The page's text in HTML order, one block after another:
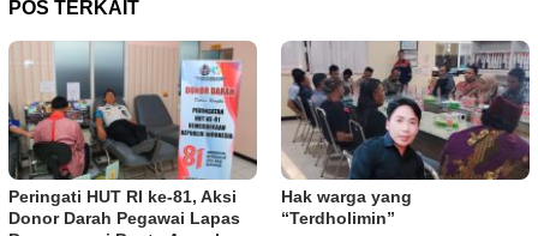
POS TERKAIT
Peringati HUT RI ke-81, Aksi
Donor Darah Pegawai Lapas
Hak warga yang
“Terdholimin”